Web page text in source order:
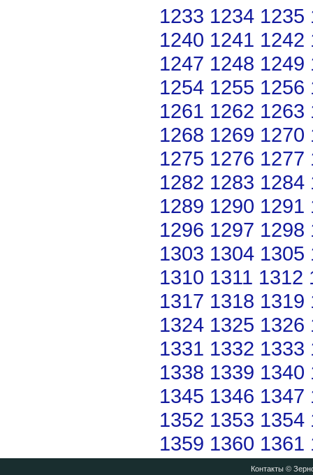
1233 1234 1235
1240 1241 1242
1247 1248 1249
1254 1255 1256
1261 1262 1263
1268 1269 1270
1275 1276 1277
1282 1283 1284
1289 1290 1291
1296 1297 1298
1303 1304 1305
1310 1311 1312
1317 1318 1319
1324 1325 1326
1331 1332 1333
1338 1339 1340
1345 1346 1347
1352 1353 1354
1359 1360 1361
Контакты©